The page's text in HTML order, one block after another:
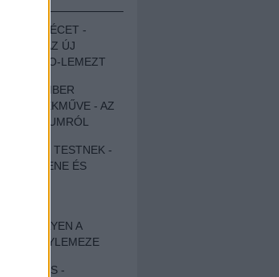
A LÉCET -
AZ ÚJ
THE HERO-LEMEZT
VÉNEMBER
REMEKMŰVE - AZ
ALBUMRÓL
ÉS TESTNEK -
NÉPZENE ÉS
- ILYEN A
ÚJ NAGYLEMEZE
NERVES -